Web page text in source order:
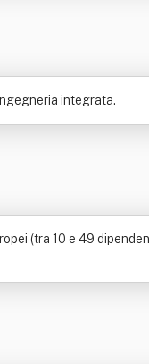
integrata.
(tra 10 e 49